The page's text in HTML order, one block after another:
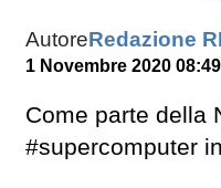
AutoreRedazione
1 Novembre 2020 08:49
Come parte della
#supercomputer